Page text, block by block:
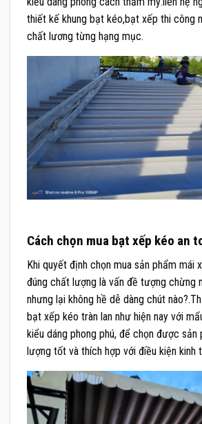
thiết kế khung bạt kéo,bạt xếp thi công
chất lương từng hạng mục.
Cách chọn mua bạt xếp kéo an
Khi quyết định chọn mua sản phẩm mái
đúng chất lượng là vấn đề tượng chừng
nhưng lại không hề dễ dàng chút
bạt xếp kéo tràn lan như hiện nay với
kiểu dáng phong phú, để chọn được
lượng tốt và thích hợp với điều kiện kinh